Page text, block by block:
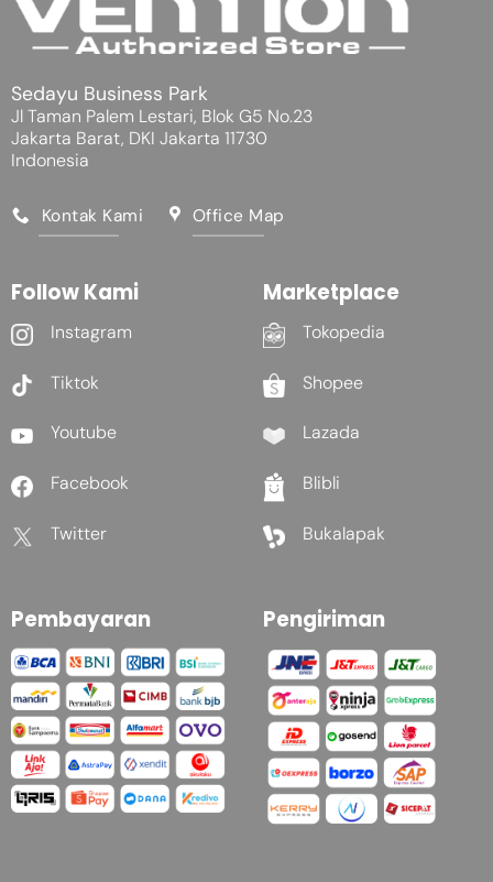
Sedayu Business Park
Jl Taman Palem Lestari, Blok G5 No.23
Jakarta Barat, DKI Jakarta 11730
Indonesia
Kontak Kami Office Map
Follow Kami
Instagram
Tiktok
Youtube
Facebook
Twitter
Marketplace
Tokopedia
Shopee
Lazada
Blibli
Bukalapak
Pembayaran Pengiriman